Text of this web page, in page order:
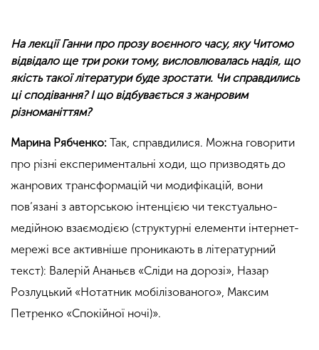
На лекції Ганни про прозу воєнного часу, яку Читомо
відвідало ще три роки тому, висловлювалась надія, що
якість такої літератури буде зростати. Чи справдились
ці сподівання? І що відбувається з жанровим
різноманіттям?
Марина Рябченко: Так, справдилися. Можна говорити
про різні експериментальні ходи, що призводять до
жанрових трансформацій чи модифікацій, вони
пов’язані з авторською інтенцією чи текстуально-
медійною взаємодією (структурні елементи інтернет-
мережі все активніше проникають в літературний
текст): Валерій Ананьєв «Сліди на дорозі», Назар
Розлуцький «Нотатник мобілізованого», Максим
Петренко «Спокійної ночі)».